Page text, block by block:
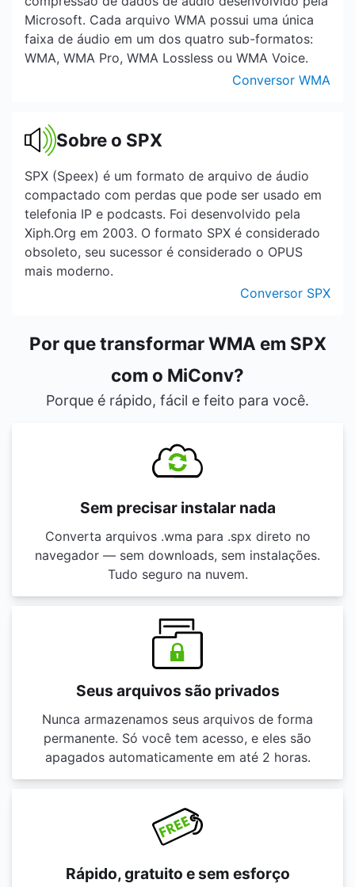
Microsoft. Cada arquivo WMA possui uma única
faixa de áudio em um dos quatro sub-formatos:
WMA, WMA Pro, WMA Lossless ou WMA Voice.
Conversor WMA
Sobre o SPX
SPX (Speex) é um formato de arquivo de áudio
compactado com perdas que pode ser usado em
telefonia IP e podcasts. Foi desenvolvido pela
Xiph.Org em 2003. O formato SPX é considerado
obsoleto, seu sucessor é considerado o OPUS
mais moderno.
Conversor SPX
Por que transformar WMA em SPX
com o MiConv?
Porque é rápido, fácil e feito para você.
Sem precisar instalar nada
Converta arquivos .wma para .spx direto no
navegador — sem downloads, sem instalações.
Tudo seguro na nuvem.
Seus arquivos são privados
Nunca armazenamos seus arquivos de forma
permanente. Só você tem acesso, e eles são
apagados automaticamente em até 2 horas.
Rápido, gratuito e sem esforço